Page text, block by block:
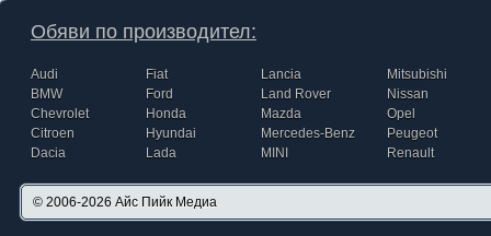
Обяви по производител:
Audi
BMW
Chevrolet
Citroen
Dacia
Fiat
Ford
Honda
Hyundai
Lada
Lancia
Land Rover
Mazda
Mercedes-Benz
MINI
Mitsubishi
Nissan
Opel
Peugeot
Renault
© 2006-2026 Айс Пийк Медиа